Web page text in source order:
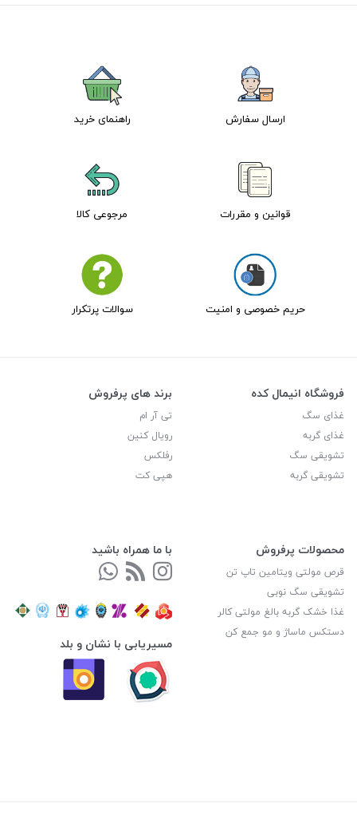
ارسال سفارش راهنمای خرید
قوانین و مقررات مرجوعی کالا
حریم خصوصی و امنیت سوالات پرتکرار
فروشگاه انیمال کده
غذای سگ
غذای گربه
تشویقی سگ
تشویقی گربه
برند های پرفروش
تی آر ام
رویال کنین
رفلکس
هپی کت
محصولات پرفروش
قرص مولتی ویتامین تاپ تن
تشویقی سگ نوبی
غذا خشک گربه بالغ مولتی کالر
دستکس ماساژ و مو جمع کن
با ما همراه باشید
مسیریابی با نشان و بلد